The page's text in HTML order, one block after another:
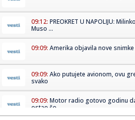
09:12: PREOKRET U NAPOLIJU:
Muso ...
09:09: Amerika objavila nove snimke
09:09: Ako putujete avionom, ovu
svako
09:09: Motor radio gotovo godinu
ostao šo...